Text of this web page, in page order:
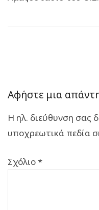
Αφήστε μια
Η ηλ. διεύθυνση σας
υποχρεωτικά πεδία
Σχόλιο*